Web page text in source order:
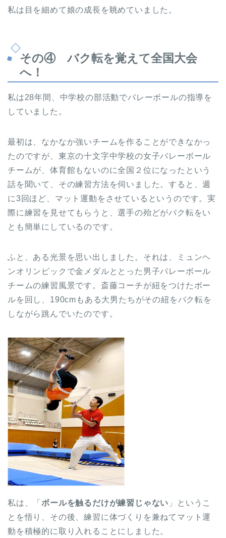
私は目を細めて娘の成長を眺めていました。
その④ バク転を覚えて全国大会
へ！
私は28年間、中学校の部活動でバレーボールの指導を
していました。
最初は、なかなか強いチームを作ることができなかっ
たのですが、東京の十文字中学校の女子バレーボール
チームが、体育館もないのに全国２位になったという
話を聞いて、その練習方法を伺いました。すると、週
に3回ほど、マット運動をさせているというのです。実
際に練習を見せてもらうと、選手の殆どがバク転をい
とも簡単にしているのです。
ふと、ある光景を思い出しました。それは、ミュンヘ
ンオリンピックで金メダルととった男子バレーボール
チームの練習風景です。斎藤コーチが紐をつけたボー
ルを回し、190cmもある大男たちがその紐をバク転を
しながら跳んでいたのです。
私は、「 ボールを触るだけが練習じゃない 」というこ
とを悟り、その後、練習に体づくりを兼ねてマット運
動を積極的に取り入れることにしました。